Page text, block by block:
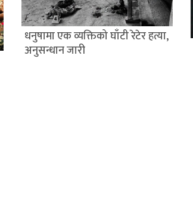
धनुषामा एक व्यक्तिको घाँटी रेटेर हत्या,
अनुसन्धान जारी